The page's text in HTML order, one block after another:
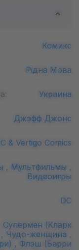
Комикс
Рідна Мова
Украина
Джэфф Джонс
& Vertigo Comics
, Мультфильмы ,
Видеоигры
DC
Супермен (Кларк
Чудо-женщина ,
, Флэш (Барри